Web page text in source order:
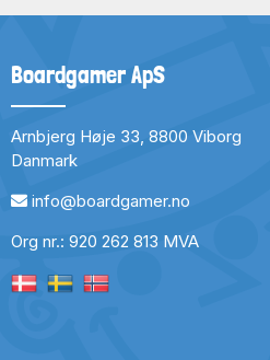
Boardgamer ApS
Arnbjerg Høje 33, 8800 Viborg
Danmark
info@boardgamer.no
Org nr.: 920 262 813 MVA